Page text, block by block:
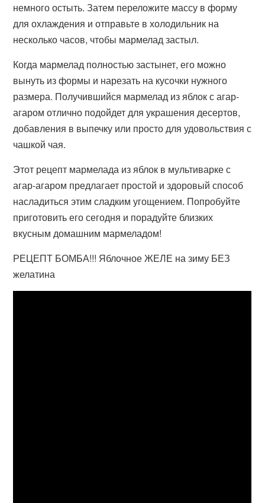
немного остыть. Затем переложите массу в форму
для охлаждения и отправьте в холодильник на
несколько часов, чтобы мармелад застыл.
Когда мармелад полностью застынет, его можно
вынуть из формы и нарезать на кусочки нужного
размера. Получившийся мармелад из яблок с агар-
агаром отлично подойдет для украшения десертов,
добавления в выпечку или просто для удовольствия с
чашкой чая.
Этот рецепт мармелада из яблок в мультиварке с
агар-агаром предлагает простой и здоровый способ
насладиться этим сладким угощением. Попробуйте
приготовить его сегодня и порадуйте близких
вкусным домашним мармеладом!
РЕЦЕПТ БОМБА!!! Яблочное ЖЕЛЕ на зиму БЕЗ
желатина